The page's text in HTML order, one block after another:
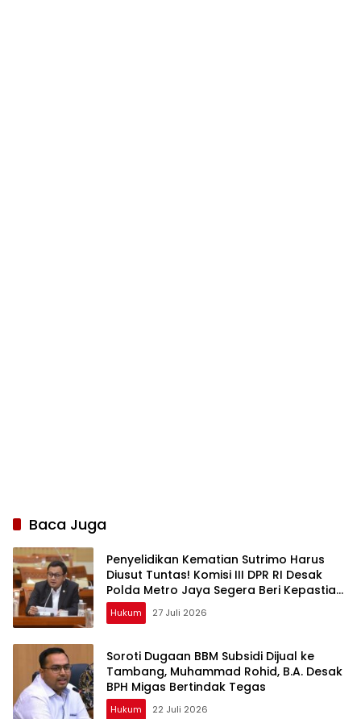
Baca Juga
Penyelidikan Kematian Sutrimo Harus
Diusut Tuntas! Komisi III DPR RI Desak
Polda Metro Jaya Segera Beri Kepastian
Hukum
Hukum 27 Juli 2026
Soroti Dugaan BBM Subsidi Dijual ke
Tambang, Muhammad Rohid, B.A. Desak
BPH Migas Bertindak Tegas
Hukum 22 Juli 2026